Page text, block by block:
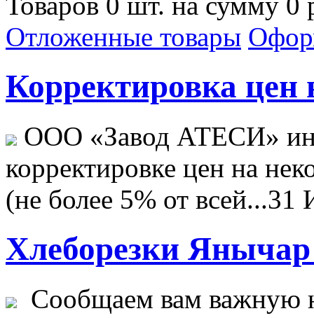
Отложенные товары
Корректировка цен
ООО «Завод АТЕСИ»
корректировке цен на
(не более 5% от всей...31
Хлеборезки Янычар
Сообщаем вам важную